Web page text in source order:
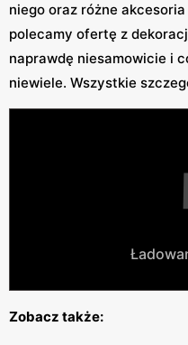
niego oraz różne
polecamy ofertę z
naprawdę niesamowicie i
niewiele. Wszystkie
Zobacz także: